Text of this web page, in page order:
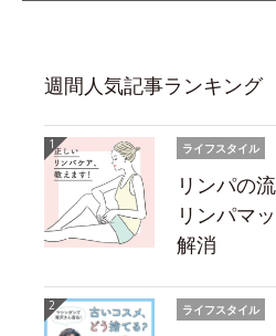
週間人気記事ランキング
ライフスタイル
リンパの
リンパマ
解消
ライフスタイル